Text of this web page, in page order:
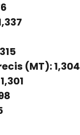
(MT): 1,304